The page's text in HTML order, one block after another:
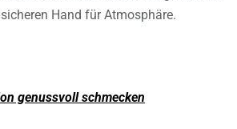
Hand für Atmosphäre.
genussvoll schmecken